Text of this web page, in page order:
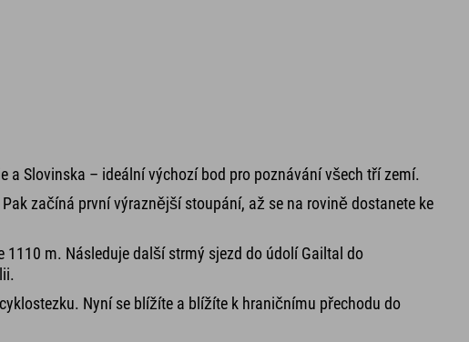
Slovinska – ideální výchozí bod pro poznávání všech tří zemí.
začíná první výraznější stoupání, až se na rovině dostanete ke
1110 m. Následuje další strmý sjezd do údolí Gailtal do
Nyní se blížíte a blížíte k hraničnímu přechodu do